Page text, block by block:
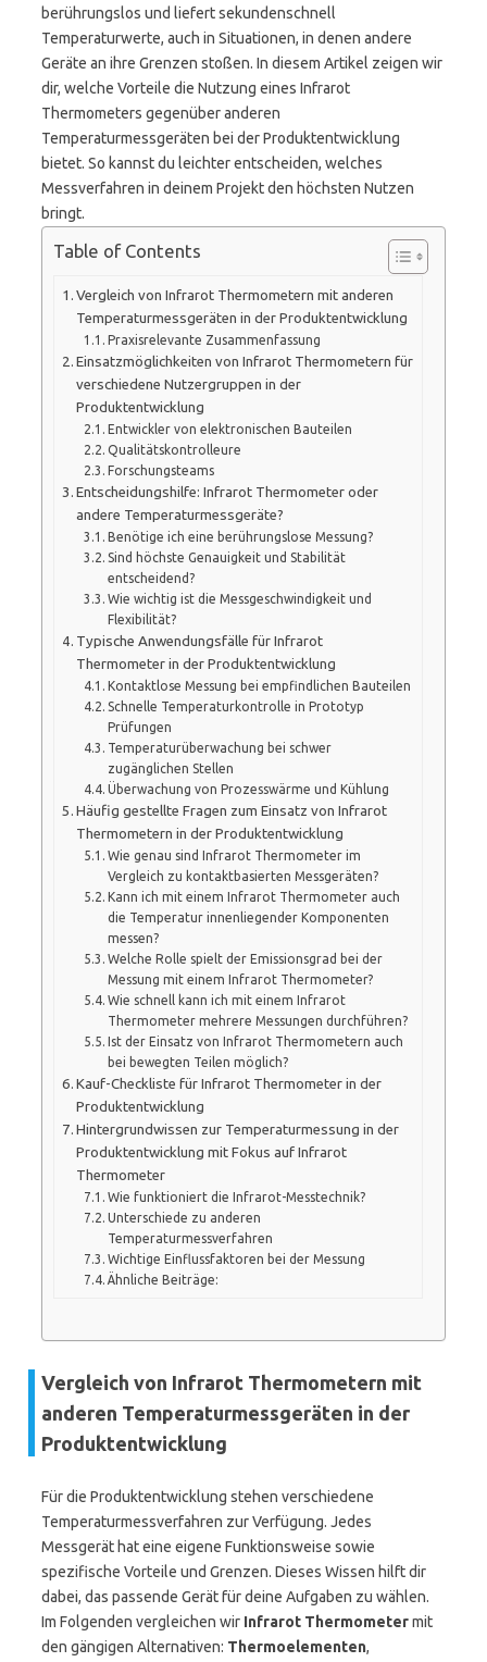
berührungslos und liefert sekundenschnell
Temperaturwerte, auch in Situationen, in denen andere
Geräte an ihre Grenzen stoßen. In diesem Artikel zeigen wir
dir, welche Vorteile die Nutzung eines Infrarot
Thermometers gegenüber anderen
Temperaturmessgeräten bei der Produktentwicklung
bietet. So kannst du leichter entscheiden, welches
Messverfahren in deinem Projekt den höchsten Nutzen
bringt.
Table of Contents
Vergleich von Infrarot Thermometern mit anderen
Temperaturmessgeräten in der Produktentwicklung
Praxisrelevante Zusammenfassung
Einsatzmöglichkeiten von Infrarot Thermometern für
verschiedene Nutzergruppen in der
Produktentwicklung
Entwickler von elektronischen Bauteilen
Qualitätskontrolleure
Forschungsteams
Entscheidungshilfe: Infrarot Thermometer oder
andere Temperaturmessgeräte?
Benötige ich eine berührungslose Messung?
Sind höchste Genauigkeit und Stabilität
entscheidend?
Wie wichtig ist die Messgeschwindigkeit und
Flexibilität?
Typische Anwendungsfälle für Infrarot
Thermometer in der Produktentwicklung
Kontaktlose Messung bei empfindlichen Bauteilen
Schnelle Temperaturkontrolle in Prototyp
Prüfungen
Temperaturüberwachung bei schwer
zugänglichen Stellen
Überwachung von Prozesswärme und Kühlung
Häufig gestellte Fragen zum Einsatz von Infrarot
Thermometern in der Produktentwicklung
Wie genau sind Infrarot Thermometer im
Vergleich zu kontaktbasierten Messgeräten?
Kann ich mit einem Infrarot Thermometer auch
die Temperatur innenliegender Komponenten
messen?
Welche Rolle spielt der Emissionsgrad bei der
Messung mit einem Infrarot Thermometer?
Wie schnell kann ich mit einem Infrarot
Thermometer mehrere Messungen durchführen?
Ist der Einsatz von Infrarot Thermometern auch
bei bewegten Teilen möglich?
Kauf-Checkliste für Infrarot Thermometer in der
Produktentwicklung
Hintergrundwissen zur Temperaturmessung in der
Produktentwicklung mit Fokus auf Infrarot
Thermometer
Wie funktioniert die Infrarot-Messtechnik?
Unterschiede zu anderen
Temperaturmessverfahren
Wichtige Einflussfaktoren bei der Messung
Ähnliche Beiträge:
Vergleich von Infrarot Thermometern mit
anderen Temperaturmessgeräten in der
Produktentwicklung
Für die Produktentwicklung stehen verschiedene
Temperaturmessverfahren zur Verfügung. Jedes
Messgerät hat eine eigene Funktionsweise sowie
spezifische Vorteile und Grenzen. Dieses Wissen hilft dir
dabei, das passende Gerät für deine Aufgaben zu wählen.
Im Folgenden vergleichen wir Infrarot Thermometermit
den gängigen Alternativen: Thermoelementen,